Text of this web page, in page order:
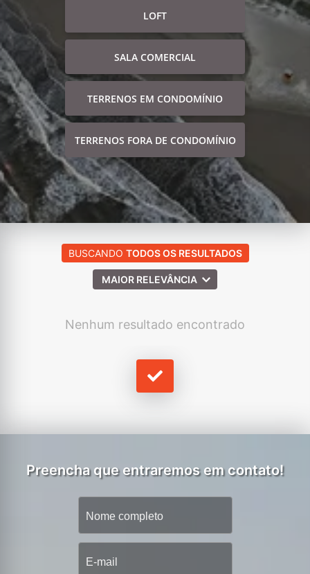
LOFT
SALA COMERCIAL
TERRENOS EM CONDOMÍNIO
TERRENOS FORA DE CONDOMÍNIO
BUSCANDO TODOS OS RESULTADOS
MAIOR RELEVÂNCIA
Nenhum resultado encontrado
Preencha que entraremos em contato!